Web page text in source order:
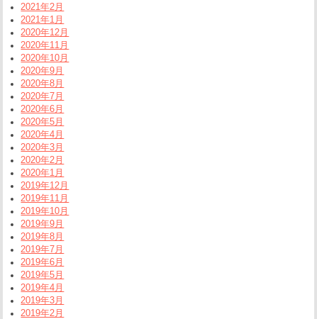
2021年2月
2021年1月
2020年12月
2020年11月
2020年10月
2020年9月
2020年8月
2020年7月
2020年6月
2020年5月
2020年4月
2020年3月
2020年2月
2020年1月
2019年12月
2019年11月
2019年10月
2019年9月
2019年8月
2019年7月
2019年6月
2019年5月
2019年4月
2019年3月
2019年2月